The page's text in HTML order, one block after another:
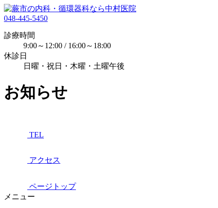
048-445-5450
診療時間
9:00～12:00 / 16:00～18:00
休診日
日曜・祝日・木曜・土曜午後
お知らせ
TEL
アクセス
ページトップ
メニュー